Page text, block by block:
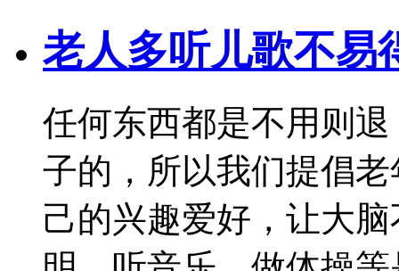
老人多听儿歌不易
任何东西都是不用则
子的，所以我们提倡
己的兴趣爱好，让大